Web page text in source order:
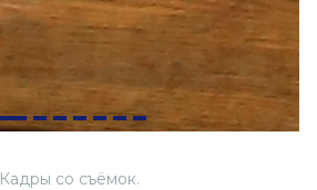
Кадры со съёмок.